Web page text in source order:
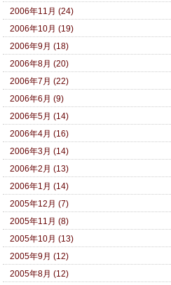
2006年11月 (24)
2006年10月 (19)
2006年9月 (18)
2006年8月 (20)
2006年7月 (22)
2006年6月 (9)
2006年5月 (14)
2006年4月 (16)
2006年3月 (14)
2006年2月 (13)
2006年1月 (14)
2005年12月 (7)
2005年11月 (8)
2005年10月 (13)
2005年9月 (12)
2005年8月 (12)